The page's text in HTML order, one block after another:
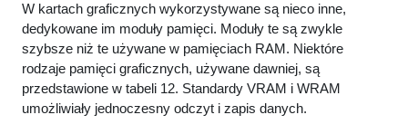
W kartach graficznych wykorzystywane są nieco inne,
dedykowane im moduły pamięci. Moduły te są zwykle
szybsze niż te używane w pamięciach RAM. Niektóre
rodzaje pamięci graficznych, używane dawniej, są
przedstawione w tabeli 12. Standardy VRAM i WRAM
umożliwiały jednoczesny odczyt i zapis danych.